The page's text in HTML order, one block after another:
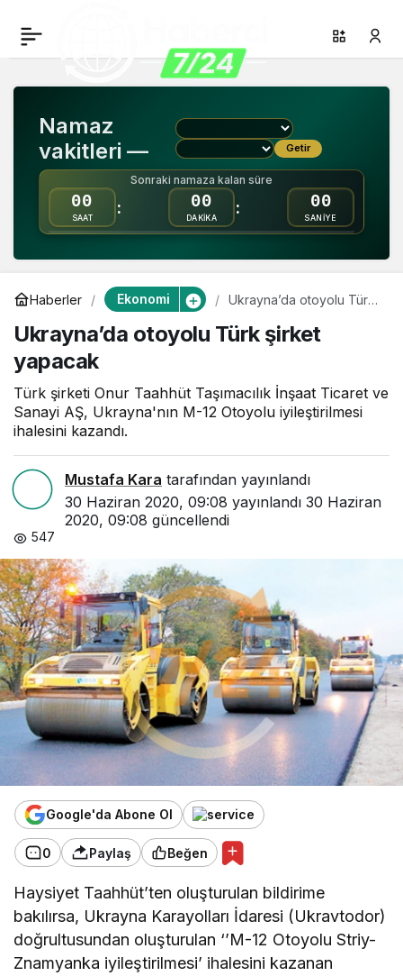
Namaz
vakitleri —
Getir
Sonraki namaza kalan süre
00
SAAT
: 00
DAKİKA
: 00
SANİYE
Haberler Ekonomi
Ukrayna’da otoyolu Türk
Ukrayna’da otoyolu Türk şirket
yapacak
Türk şirketi Onur Taahhüt Taşımacılık İnşaat Ticaret ve
Sanayi AŞ, Ukrayna'nın M-12 Otoyolu iyileştirilmesi
ihalesini kazandı.
Mustafa Kara tarafından yayınlandı
30 Haziran 2020, 09:08 yayınlandı 30 Haziran
2020, 09:08 güncellendi
547
Google'da Abone Ol
0 Paylaş Beğen
Haysiyet Taahhüt’ten oluşturulan bildirime
bakılırsa, Ukrayna Karayolları İdaresi (Ukravtodor)
doğrultusundan oluşturulan ‘’M-12 Otoyolu Striy-
Znamyanka iyileştirilmesi’ ihalesini kazanan
Ukrayna’da otoyolu Türk Paylaş